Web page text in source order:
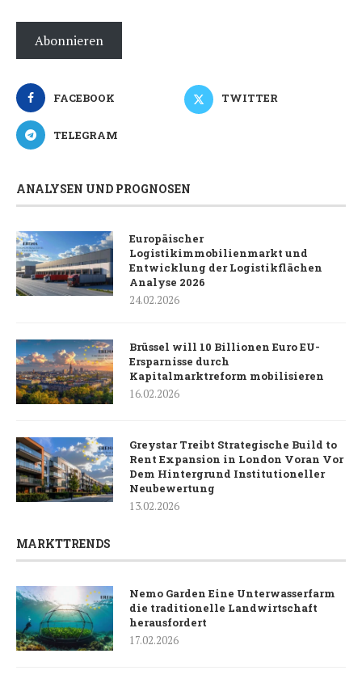
Abonnieren
FACEBOOK TWITTER
TELEGRAM
ANALYSEN UND PROGNOSEN
Europäischer
Logistikimmobilienmarkt und
Entwicklung der Logistikflächen
Analyse 2026
24.02.2026
Brüssel will 10 Billionen Euro EU-
Ersparnisse durch
Kapitalmarktreform mobilisieren
16.02.2026
Greystar Treibt Strategische Build to
Rent Expansion in London Voran Vor
Dem Hintergrund Institutioneller
Neubewertung
13.02.2026
MARKTTRENDS
Nemo Garden Eine Unterwasserfarm
die traditionelle Landwirtschaft
herausfordert
17.02.2026